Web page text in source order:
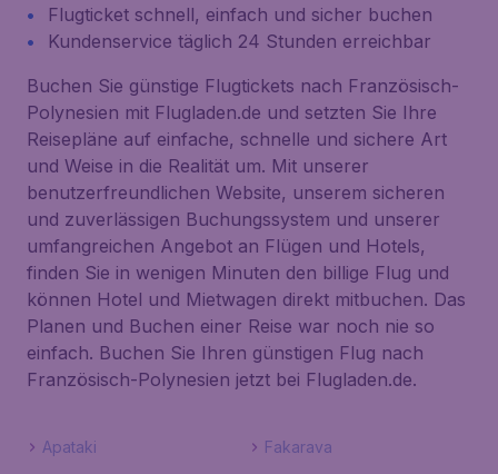
Flugticket schnell, einfach und sicher buchen
Kundenservice täglich 24 Stunden erreichbar
Buchen Sie günstige Flugtickets nach Französisch-
Polynesien mit Flugladen.de und setzten Sie Ihre
Reisepläne auf einfache, schnelle und sichere Art
und Weise in die Realität um. Mit unserer
benutzerfreundlichen Website, unserem sicheren
und zuverlässigen Buchungssystem und unserer
umfangreichen Angebot an Flügen und Hotels,
finden Sie in wenigen Minuten den billige Flug und
können Hotel und Mietwagen direkt mitbuchen. Das
Planen und Buchen einer Reise war noch nie so
einfach. Buchen Sie Ihren günstigen Flug nach
Französisch-Polynesien jetzt bei Flugladen.de.
Apataki
Fakarava